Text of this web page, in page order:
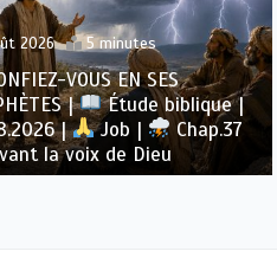
2026 5 minutes
VOUS EN SES
|
Étude biblique |
|
Job |
Chap.37
la voix de Dieu